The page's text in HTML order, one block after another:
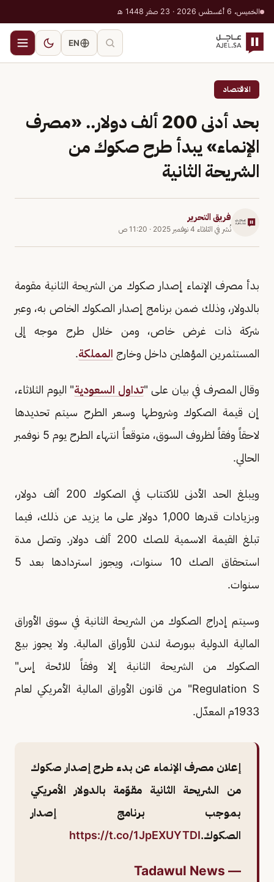
الخميس، 6 أغسطس 2026 · 23 صفر 1448 هـ
EN
الاقتصاد
بحد أدنى 200 ألف دولار.. «مصرف
الإنماء» يبدأ طرح صكوك من
الشريحة الثانية
فريق التحرير
نُشر في الثلاثاء 4 نوفمبر 2025 · 11:20 ص
بدأ مصرف الإنماء إصدار صكوك من الشريحة الثانية مقومة
بالدولار، وذلك ضمن برنامج إصدار الصكوك الخاص به، وعبر
شركة ذات غرض خاص، ومن خلال طرح موجه إلى
المستثمرين المؤهلين داخل وخارج المملكة.
وقال المصرف في بيان على "تداول السعودية" اليوم الثلاثاء،
إن قيمة الصكوك وشروطها وسعر الطرح سيتم تحديدها
لاحقاً وفقاً لظروف السوق، متوقعاً انتهاء الطرح يوم 5 نوفمبر
الحالي.
ويبلغ الحد الأدنى للاكتتاب في الصكوك 200 ألف دولار،
وبزيادات قدرها 1,000 دولار على ما يزيد عن ذلك، فيما
تبلغ القيمة الاسمية للصك 200 ألف دولار. وتصل مدة
استحقاق الصك 10 سنوات، ويجوز استردادها بعد 5
سنوات.
وسيتم إدراج الصكوك من الشريحة الثانية في سوق الأوراق
المالية الدولية ببورصة لندن للأوراق المالية. ولا يجوز بيع
الصكوك من الشريحة الثانية إلا وفقاً للائحة إس"
Regulation S" من قانون الأوراق المالية الأمريكي لعام
1933م المعدّل.
إعلان مصرف الإنماء عن بدء طرح إصدار صكوك
من الشريحة الثانية مقوّمة بالدولار الأمريكي
بموجب برنامج إصدار
الصكوك.https://t.co/1JpEXUYTDI
— Tadawul News